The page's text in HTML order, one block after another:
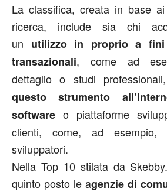
La classifica, creata in base
ricerca, include sia chi
un utilizzo in proprio a fini
transazionali, come ad
dettaglio o studi
questo strumento
software o piattaforme
clienti, come, ad
sviluppatori.
Nella Top 10 stilata da
quinto posto le agenzie di